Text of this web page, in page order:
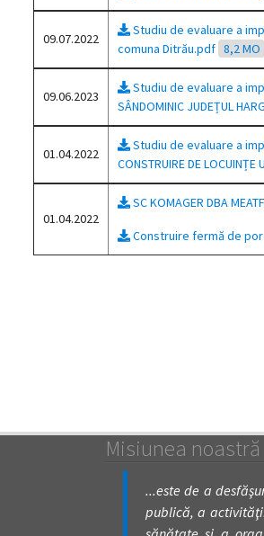
09.07.2022
Studiu de evaluare a
comuna Ditrău.pdf 8,2 MO
09.06.2023
Studiu de evaluare a
SÂNDOMINIC JUDEȚUL
01.04.2022
Studiu de evaluare a
CONSTRUIRE DE LOCUINȚE
01.04.2022
SC KOMAGER DBA
Construire fermă de
Misiunea noastră
...este de a
publică, a